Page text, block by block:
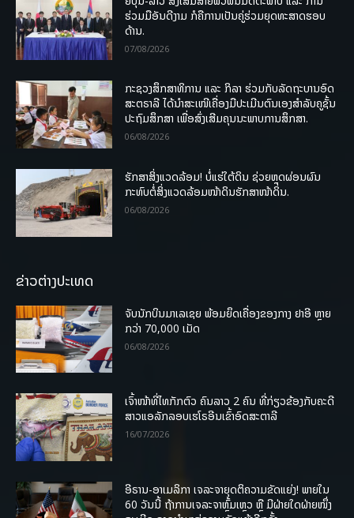
ຮ່ວມມືອັນດີງາມ ກໍຄືການເປັນຄູ່ຮ່ວມຍຸດທະສາດຮອບ
ດ້ານ.
07/08/2026
ກະຊວງສຶກສາທິການ ແລະ ກິລາ ຮ່ວມກັບລັດຖະບານອົດ
ສະຕຣາລີ ໄດ້ນຳສະເໜີເຄື່ອງມືປະເມີນຕົນເອງສຳລັບຄູຊັ້ນ
ປະຖົມສຶກສາ ເພື່ອສົ່ງເສີມຄຸນນະພາບການສຶກສາ.
06/08/2026
ຮັກສາສິ່ງແວດລ້ອມ! ບໍ່ແຮ່ໃຕ້ດິນ ຊ່ວຍຫຼຸດຜ່ອນຜົນ
ກະທົບຕໍ່ສິ່ງແວດລ້ອມໜ້າດິນຮັກສາໜ້າດິນ.
06/08/2026
ຂ່າວຕ່າງປະເທດ
ຈັບນັກບິນມາເລເຊຍ ພ້ອມຍຶດເຄື່ອງຂອງກາງ ຢາອີ ຫຼາຍ
ກວ່າ 70,000 ເມັດ
06/08/2026
ເຈົ້າໜ້າທີ່ໄທກັກຕົວ ຄົນລາວ 2 ຄົນ ທີ່ກ່ຽວຂ້ອງກັບຄະດີ
ສາວແອລັກລອບເຮໂຣອີນເຂົ້າອົດສະຕາລີ
16/07/2026
ອີຣານ-ອາເມລິກາ ເຈລະຈາຍຸດຕິຄວາມຂັດແຍ່ງ! ພາຍໃນ
60 ວັນນີ້ ຖ້າການເຈລະຈາຫຼົ້ມເຫຼວ ຫຼື ມີຝ່າຍໃດຝ່າຍໜຶ່ງ